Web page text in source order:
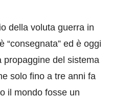
della voluta guerra in
“consegnata” ed è oggi
propaggine del sistema
solo fino a tre anni fa
il mondo fosse un